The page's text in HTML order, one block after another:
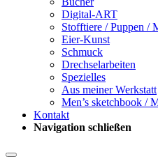
Digital-ART
Stofftiere / Puppen /
Eier-Kunst
Schmuck
Drechselarbeiten
Spezielles
Aus meiner Werkstatt
Men’s sketchbook /
Kontakt
Navigation schließen